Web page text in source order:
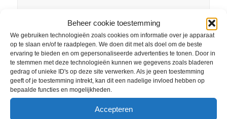
Beheer cookie toestemming
We gebruiken technologieën zoals cookies om informatie over je apparaat
op te slaan en/of te raadplegen. We doen dit met als doel om de beste
ervaring te bieden en om gepersonaliseerde advertenties te tonen. Door in
te stemmen met deze technologieën kunnen we gegevens zoals bladeren
gedrag of unieke ID's op deze site verwerken. Als je geen toestemming
geeft of je toestemming intrekt, kan dit een nadelige invloed hebben op
bepaalde functies en mogelijkheden.
Accepteren
Je zou ook kunnen houden van …